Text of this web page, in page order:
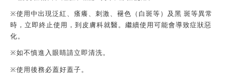
※使用中出現泛紅、瘙癢、刺激、褪色（白斑等）及黑 斑等異常
時，立即終止使用，到皮膚科就醫。繼續使用可能會導致症狀惡
化。
※如不慎進入眼睛請立即清洗。
※使用後務必蓋好蓋子。